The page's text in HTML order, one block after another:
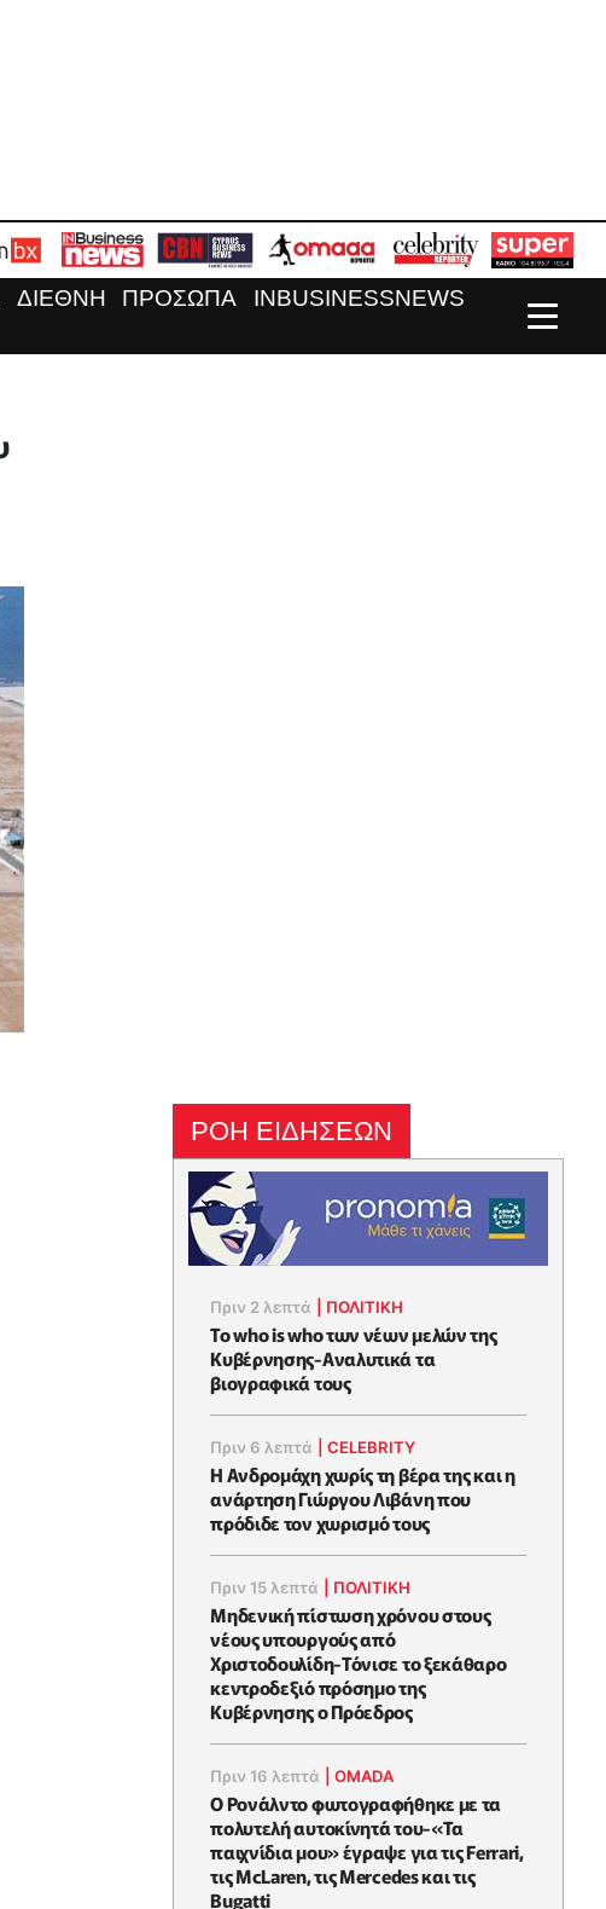
ΔΙΕΘΝΗ ΠΡΟΣΩΠΑ
INBUSINESSNEWS
ΡΟΗ ΕΙΔΗΣΕΩΝ
Πριν 2 λεπτά ΠΟΛΙΤΙΚΗ
Το who is who των νέων μελών της
Κυβέρνησης-Αναλυτικά τα
βιογραφικά τους
Πριν 6 λεπτά |CELEBRITY
Η Ανδρομάχη χωρίς τη βέρα της και η
ανάρτηση Γιώργου Λιβάνη που
πρόδιδε τον χωρισμό τους
Πριν 15 λεπτά ΠΟΛΙΤΙΚΗ
Μηδενική πίστωση χρόνου στους
νέους υπουργούς από
Χριστοδουλίδη-Τόνισε το ξεκάθαρο
κεντροδεξιό πρόσημο της
Κυβέρνησης ο Πρόεδρος
Πριν 16 λεπτά |OMADA
Ο Ρονάλντο φωτογραφήθηκε με τα
πολυτελή αυτοκίνητά του-«Τα
παιχνίδια μου» έγραψε για τις Ferrari,
τις McLaren, τις Mercedes και τις
Bugatti